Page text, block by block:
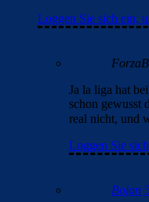
Loggen Sie sich ein,
Ja la liga hat
schon gewusst
real nicht, und
Loggen Sie
Bojan